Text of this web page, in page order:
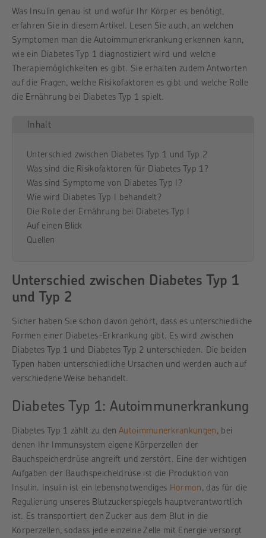
Was Insulin genau ist und wofür Ihr Körper es benötigt,
erfahren Sie in diesem Artikel. Lesen Sie auch, an welchen
Symptomen man die Autoimmunerkrankung erkennen kann,
wie ein Diabetes Typ 1 diagnostiziert wird und welche
Therapiemöglichkeiten es gibt. Sie erhalten zudem Antworten
auf die Fragen, welche Risikofaktoren es gibt und welche Rolle
die Ernährung bei Diabetes Typ 1 spielt.
Inhalt
Unterschied zwischen Diabetes Typ 1 und Typ 2
Was sind die Risikofaktoren für Diabetes Typ 1?
Was sind Symptome von Diabetes Typ I?
Wie wird Diabetes Typ I behandelt?
Die Rolle der Ernährung bei Diabetes Typ I
Auf einen Blick
Quellen
Unterschied zwischen Diabetes Typ 1
und Typ 2
Sicher haben Sie schon davon gehört, dass es unterschiedliche
Formen einer Diabetes-Erkrankung gibt. Es wird zwischen
Diabetes Typ 1 und Diabetes Typ 2 unterschieden. Die beiden
Typen haben unterschiedliche Ursachen und werden auch auf
verschiedene Weise behandelt.
Diabetes Typ 1: Autoimmunerkrankung
Diabetes Typ 1 zählt zu den Autoimmunerkrankungen, bei
denen Ihr Immunsystem eigene Körperzellen der
Bauchspeicherdrüse angreift und zerstört. Eine der wichtigen
Aufgaben der Bauchspeicheldrüse ist die Produktion von
Insulin. Insulin ist ein lebensnotwendiges Hormon, das für die
Regulierung unseres Blutzuckerspiegels hauptverantwortlich
ist. Es transportiert den Zucker aus dem Blut in die
Körperzellen, sodass jede einzelne Zelle mit Energie versorgt